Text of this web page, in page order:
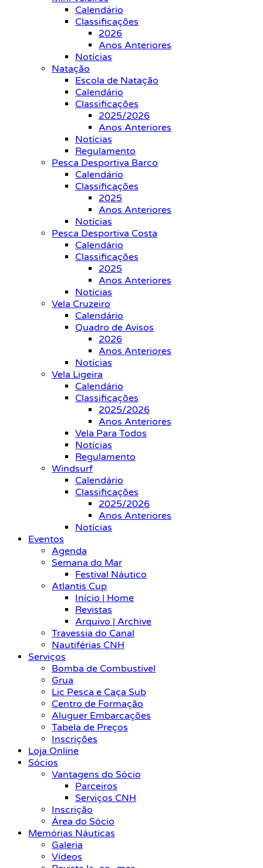
Calendário
Classificações
2026
Anos Anteriores
Notícias
Natação
Escola de Natação
Calendário
Classificações
2025/2026
Anos Anteriores
Notícias
Regulamento
Pesca Desportiva Barco
Calendário
Classificações
2025
Anos Anteriores
Notícias
Pesca Desportiva Costa
Calendário
Classificações
2025
Anos Anteriores
Notícias
Vela Cruzeiro
Calendário
Quadro de Avisos
2026
Anos Anteriores
Notícias
Vela Ligeira
Calendário
Classificações
2025/2026
Anos Anteriores
Vela Para Todos
Notícias
Regulamento
Windsurf
Calendário
Classificações
2025/2026
Anos Anteriores
Notícias
Eventos
Agenda
Semana do Mar
Festival Náutico
Atlantis Cup
Início | Home
Revistas
Arquivo | Archive
Travessia do Canal
Nautiférias CNH
Serviços
Bomba de Combustível
Grua
Lic Pesca e Caça Sub
Centro de Formação
Aluguer Embarcações
Tabela de Preços
Inscrições
Loja Online
Sócios
Vantagens do Sócio
Parceiros
Serviços CNH
Inscrição
Área do Sócio
Memórias Náuticas
Galeria
Vídeos